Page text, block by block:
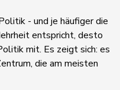
- und je häufiger die
entspricht, desto
mit. Es zeigt sich: es
die am meisten